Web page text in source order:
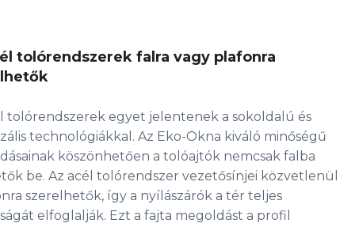
tolórendszerek falra vagy plafonra
tolórendszerek egyet jelentenek a sokoldalú és
technológiákkal. Az Eko-Okna kiváló minőségű
köszönhetően a tolóajtók nemcsak falba
be. Az acél tolórendszer vezetősínjei közvetlenül
szerelhetők, így a nyílászárók a tér teljes
elfoglalják. Ezt a fajta megoldást a profil